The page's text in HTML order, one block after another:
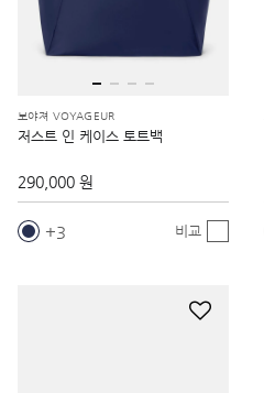
보야져 VOYAGEUR
저스트 인 케이스 토트백
290,000 원
3 비교